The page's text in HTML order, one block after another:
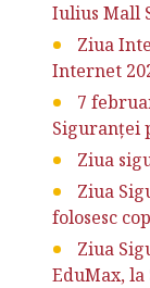
Iulius Mall
Ziua
Internet
7
Siguranței
Ziua
Ziua
folosesc
Ziua
EduMax, la